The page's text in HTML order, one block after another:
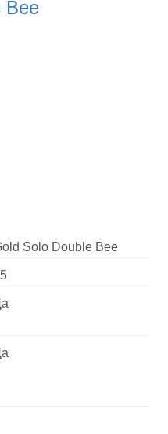
Bee
Solo Double Bee